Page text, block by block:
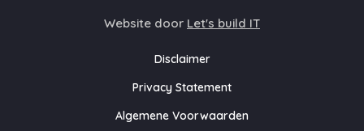
Website door Let's build IT
Disclaimer
Privacy Statement
Algemene Voorwaarden